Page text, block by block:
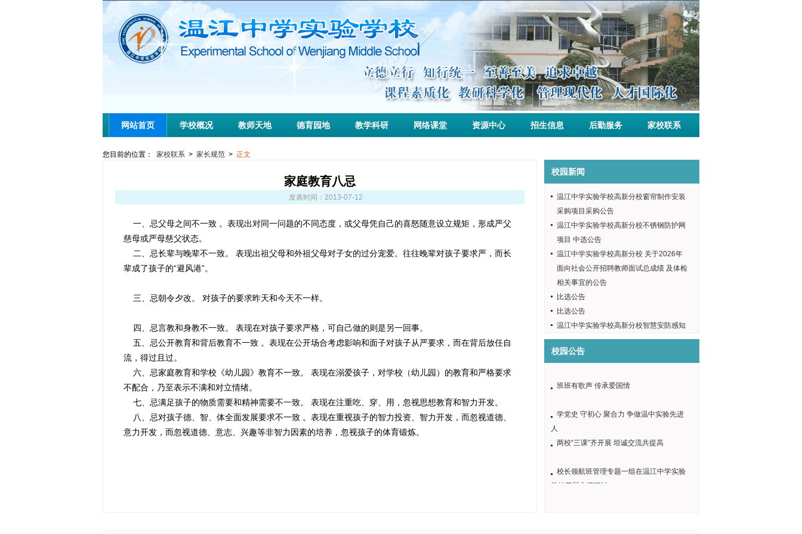
网站首页 学校概况 教师天地 德育园地 教学科研 网络课堂 资源中心 招生信息 后勤服务 家校联系
您目前的位置： 家校联系 > 家长规范 > 正文
家庭教育八忌
发表时间： 2013-07-12
一、忌父母之间不一致 。表现出对同一问题的不同态度，或父母凭自己的喜怒随意设立规矩，形成严父
慈母或严母慈父状态。
二、忌长辈与晚辈不一致。 表现出祖父母和外祖父母对子女的过分宠爱。往往晚辈对孩子要求严，而长
辈成了孩子的“避风港”。
三、忌朝令夕改。 对孩子的要求昨天和今天不一样。
四、忌言教和身教不一致。 表现在对孩子要求严格，可自己做的则是另一回事。
五、忌公开教育和背后教育不一致 。表现在公开场合考虑影响和面子对孩子从严要求，而在背后放任自
流，得过且过。
六、忌家庭教育和学校《幼儿园》教育不一致。 表现在溺爱孩子，对学校（幼儿园）的教育和严格要求
不配合，乃至表示不满和对立情绪。
七、忌满足孩子的物质需要和精神需要不一致。 表现在注重吃、穿、用，忽视思想教育和智力开发。
八、忌对孩子德、智、体全面发展要求不一致 。表现在重视孩子的智力投资、智力开发，而忽视道德、
意力开发，而忽视道德、意志、兴趣等非智力因素的培养，忽视孩子的体育锻炼。
校园新闻
温江中学实验学校高新分校窗帘制作安装
采购项目采购公告
温江中学实验学校高新分校不锈钢防护网
项目 中选公告
温江中学实验学校高新分校 关于2026年
面向社会公开招聘教师面试总成绩 及体检
相关事宜的公告
比选公告
比选公告
温江中学实验学校高新分校智慧安防感知
预警服务采购项目 比选结果公示
中选结果确定函
校园公告
校长领航班管理专题一组在温江中学实验
学校开展交流研讨
温江中学实验学校安保监控系统采购项目
比选中选通知书
温江中学实验学校安保监控系统 采购项目
我校篮球男子女子代表队勇夺桂冠
班班有歌声 传承爱国情
学党史 守初心 聚合力 争做温中实验先进
人
两校“三课”齐开展 坦诚交流共提高
校长领航班管理专题一组在温江中学实验
学校开展交流研讨